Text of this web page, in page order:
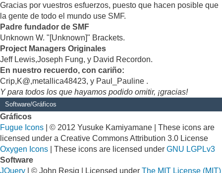
Gracias por vuestros esfuerzos, puesto que hacen posible que
la gente de todo el mundo use SMF.
Padre fundador de SMF
Unknown W. "[Unknown]" Brackets.
Project Managers Originales
Jeff Lewis,Joseph Fung, y David Recordon.
En nuestro recuerdo, con cariño:
Crip,K@,metallica48423, y Paul_Pauline .
Y para todos los que hayamos podido omitir, ¡gracias!
Software/Gráficos
Gráficos
Fugue Icons | © 2012 Yusuke Kamiyamane | These icons are
licensed under a Creative Commons Attribution 3.0 License
Oxygen Icons | These icons are licensed under GNU LGPLv3
Software
JQuery | © John Resig | Licensed under The MIT License (MIT)